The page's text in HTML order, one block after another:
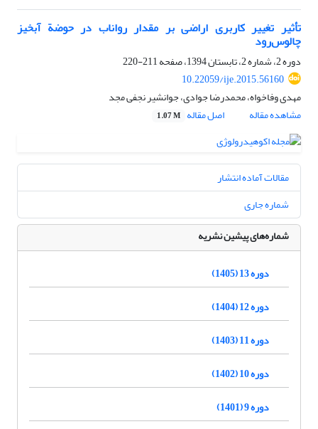
تأثیر تغییر کاربری اراضی بر مقدار رواناب در حوضة آبخیز
چالوس‌رود
دوره 2، شماره 2، تابستان 1394، صفحه
211-220
10.22059/ije.2015.56160
مهدی وفاخواه، محمدرضا جوادی، جوانشیر نجفی مجد
مشاهده مقاله
اصل مقاله 1.07 M
مقالات آماده انتشار
شماره جاری
شماره‌های پیشین نشریه
دوره 13 (1405)
دوره 12 (1404)
دوره 11 (1403)
دوره 10 (1402)
دوره 9 (1401)